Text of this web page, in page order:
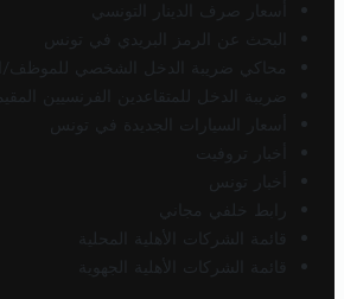
أسعار صرف الدينار التونسي
البحث عن الرمز البريدي في تونس
محاكي ضريبة الدخل الشخصي للموظف/
ضريبة الدخل للمتقاعدين الفرنسيين
أسعار السيارات الجديدة في تونس
أخبار تروفيت
أخبار تونس
رابط خلفي مجاني
قائمة الشركات الأهلية المحلية
قائمة الشركات الأهلية الجهوية